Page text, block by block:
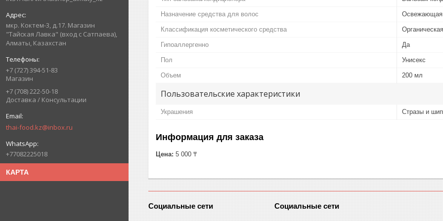
мкр. Коктем-3, д.17. Магазин
"Тайская Лавка" (вход с Сатпаева),
Алматы, Казахстан
+7 (727) 394-51-83
Магазин
+7 (708) 222-50-18
Доставка / Консультации
thai-food.kz@inbox.ru
+77082225018
КАРТА
Назначение средства для волос Освежающая
Классификация косметического средства Органическая
Гипоаллергенно Да
Пол Унисекс
Объем 200 мл
Пользовательские характеристики
Украшения Стразы и
Информация для заказа
Цена: 5 000 ₸
Социальные сети Социальные сети